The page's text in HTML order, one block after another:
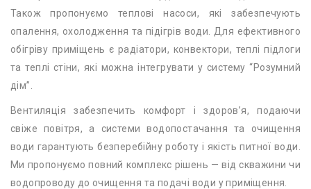
Також пропонуємо теплові насоси, які забезпечують
опалення, охолодження та підігрів води. Для ефективного
обігріву приміщень є радіатори, конвектори, теплі підлоги
та теплі стіни, які можна інтегрувати у систему “Розумний
дім”.
Вентиляція забезпечить комфорт і здоров’я, подаючи
свіже повітря, а системи водопостачання та очищення
води гарантують безперебійну роботу і якість питної води.
Ми пропонуємо повний комплекс рішень — від скважини чи
водопроводу до очищення та подачі води у приміщення.